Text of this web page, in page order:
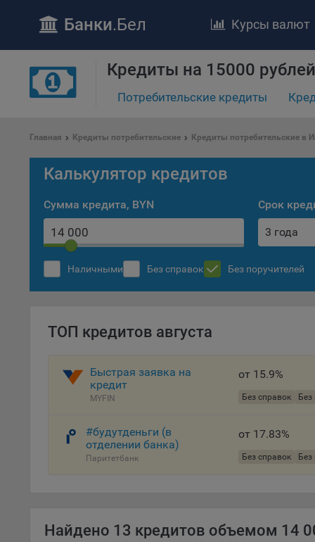
На
Банки.Бел Курсы валют
Кредиты на 15000
Потребительские кредиты
Главная Кредиты потребительские Кредиты потребительские в
Калькулятор кредитов
Сумма кредита, BYN Срок
3 года
Наличными Без справок Без поручителей
ТОП кредитов августа
Быстрая заявка на
кредит
MYFIN
от 15.9%
Без справок Без
#будутденьги (в
отделении банка)
Паритетбанк
от 17.83%
Без справок Без
Найдено 13 кредитов объемом 14